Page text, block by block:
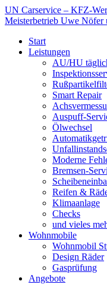
UN Carservice – KFZ-
Meisterbetrieb Uwe Nöfer
Start
Leistungen
AU/HU
Smart Repair
Auspuff-
Ölwechsel
Moderne
Bremsen-
Reifen &
Klimaanlage
Checks
und vieles
Wohnmobile
Wohnmobil
Design Räder
Gasprüfung
Angebote